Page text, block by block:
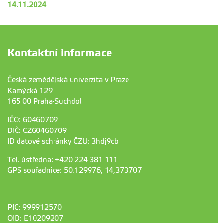
14.11.2024
Kontaktní informace
Česká zemědělská univerzita v Praze
Kamýcká 129
165 00 Praha-Suchdol
IČO: 60460709
DIČ: CZ60460709
ID datové schránky ČZU: 3hdj9cb
Tel. ústředna: +420 224 381 111
GPS souřadnice: 50,129976, 14,373707
PIC: 999912570
OID: E10209207